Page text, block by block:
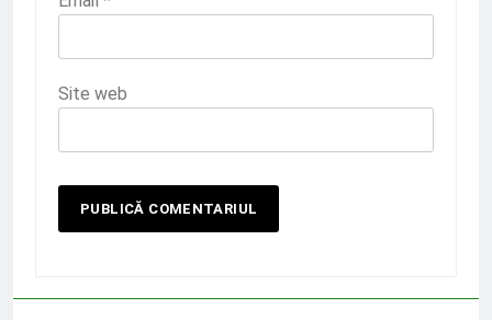
Site web